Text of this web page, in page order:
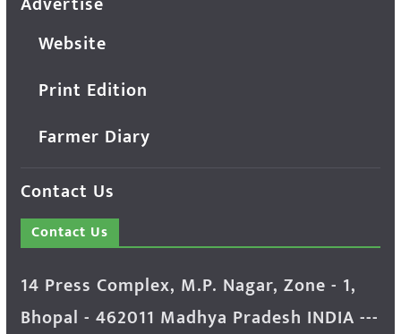
Website
Print Edition
Farmer Diary
Contact Us
Contact Us
14 Press Complex, M.P. Nagar, Zone - 1,
Bhopal - 462011 Madhya Pradesh INDIA ---